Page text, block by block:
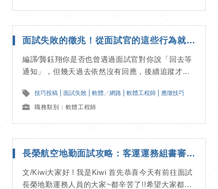
面試失敗的徵兆！從面試官的這些行為就能看出他們對你無感｜ 應徵技巧分享
編譯∕龔鈺翔你是否也曾遇過面試官對你說「回去等
通知」，但幾天過去依然沒有回應，後續追蹤才...
技巧投稿 面試失敗 軟體╱網路 軟體工程師 應徵技巧
職務類別：軟體工程師
長榮航空地勤面試攻略：客運運務組書審、面試流程詳解｜面試經驗分享
文/Kiwi大家好 ! 我是Kiwi 首先恭喜今天有前往面試
長榮地勤運務人員的大家~都辛苦了!!希望大家都...